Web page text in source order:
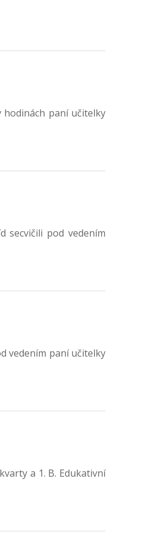
hodinách paní učitelky
secvičili pod vedením
vedením paní učitelky
a 1. B. Edukativní